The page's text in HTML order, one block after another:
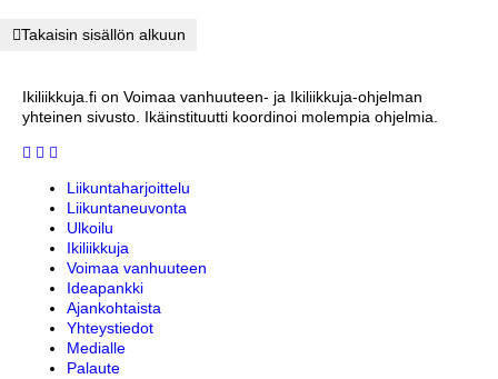
Takaisin sisällön alkuun
Ikiliikkuja.fi on Voimaa vanhuuteen- ja Ikiliikkuja-ohjelman
yhteinen sivusto. Ikäinstituutti koordinoi molempia ohjelmia.
Liikuntaharjoittelu
Liikuntaneuvonta
Ulkoilu
Ikiliikkuja
Voimaa vanhuuteen
Ideapankki
Ajankohtaista
Yhteystiedot
Medialle
Palaute